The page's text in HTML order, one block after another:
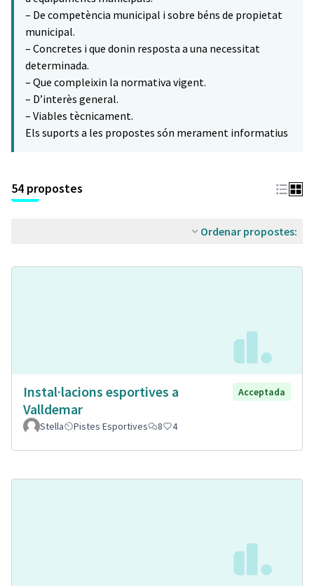
– De competència municipal i sobre béns de propietat
municipal.
– Concretes i que donin resposta a una necessitat
determinada.
– Que compleixin la normativa vigent.
– D’interès general.
– Viables tècnicament.
Els suports a les propostes són merament informatius
54 propostes
Ordenar propostes:
Instal·lacions esportives a
Valldemar
Acceptada
Stella Pistes Esportives 8 4